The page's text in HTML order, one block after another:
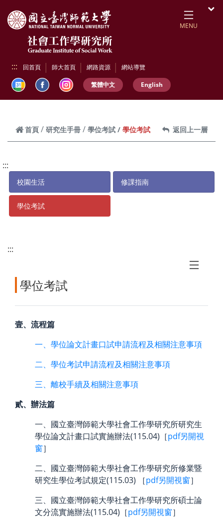
MENU
::: 回首頁 師大首頁 網路資源 網站導覽
繁體中文 English
首頁 研究生手冊 學位考試 學位考試 返回上一層
:::
校園生活 修課指南
學位考試
:::
學位考試
壹、流程篇
一、學位論文計畫口試申請流程及相關注意事項
二、學位考試申請流程及相關注意事項
三、離校手續及相關注意事項
貳、辦法篇
一、國立臺灣師範大學社會工作學研究所研究生
學位論文計畫口試實施辦法(115.04)［pdf另開視
窗］
二、國立臺灣師範大學社會工作學研究所修業暨
研究生學位考試規定(115.03) ［pdf另開視窗］
三、國立臺灣師範大學社會工作學研究所碩士論
文分流實施辦法(115.04)［pdf另開視窗］